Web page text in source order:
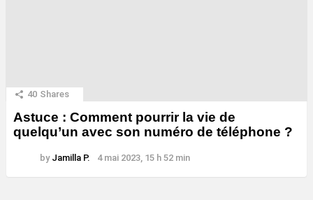
40 Shares
Astuce : Comment pourrir la vie de
quelqu’un avec son numéro de téléphone ?
by Jamilla P. 4 mai 2023, 15 h 52 min